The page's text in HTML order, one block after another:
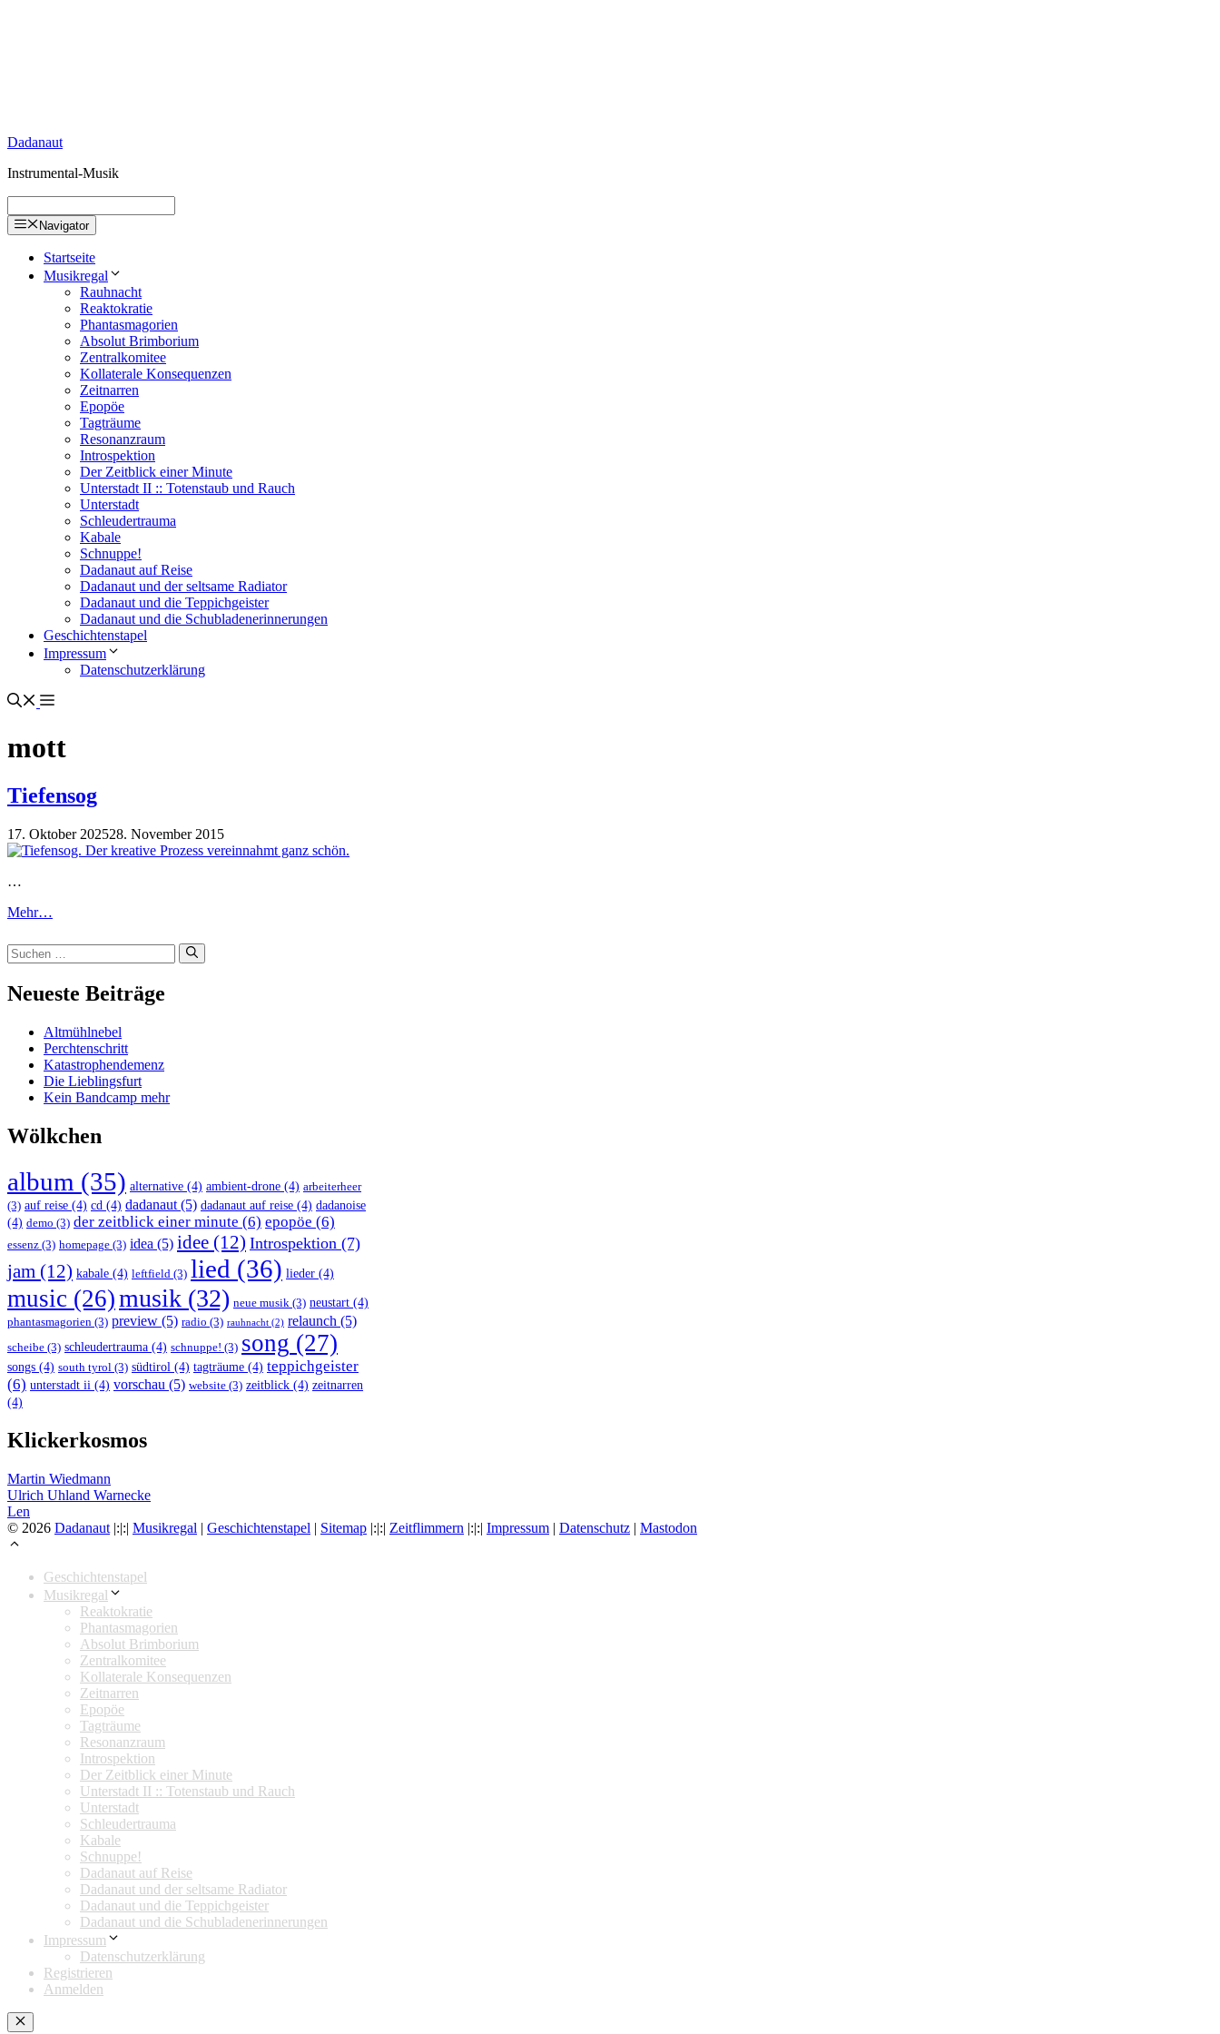
Dadanaut
Instrumental-Musik
Navigator
Startseite
Musikregal
Rauhnacht
Reaktokratie
Phantasmagorien
Absolut Brimborium
Zentralkomitee
Kollaterale Konsequenzen
Zeitnarren
Epopöe
Tagträume
Resonanzraum
Introspektion
Der Zeitblick einer Minute
Unterstadt II :: Totenstaub und Rauch
Unterstadt
Schleudertrauma
Kabale
Schnuppe!
Dadanaut auf Reise
Dadanaut und der seltsame Radiator
Dadanaut und die Teppichgeister
Dadanaut und die Schubladenerinnerungen
Geschichtenstapel
Impressum
Datenschutzerklärung
mott
Tiefensog
17. Oktober 202528. November 2015
…
Mehr…
Suchen
nach:
Neueste Beiträge
Altmühlnebel
Perchtenschritt
Katastrophendemenz
Die Lieblingsfurt
Kein Bandcamp mehr
Wölkchen
album (35) alternative (4) ambient-drone (4) arbeiterheer
(3) auf reise (4) cd (4) dadanaut (5) dadanaut auf reise (4) dadanoise
(4) demo (3) der zeitblick einer minute (6) epopöe (6)
essenz (3) homepage (3) idea (5) idee (12) Introspektion (7)
jam (12) kabale (4) leftfield (3) lied (36) lieder (4)
music (26)musik (32) neue musik (3) neustart (4)
phantasmagorien (3) preview (5) radio (3) rauhnacht (2) relaunch (5)
scheibe (3) schleudertrauma (4) schnuppe! (3) song (27)
songs (4) south tyrol (3) südtirol (4) tagträume (4) teppichgeister
(6) unterstadt ii (4) vorschau (5) website (3) zeitblick (4) zeitnarren
(4)
Klickerkosmos
Martin Wiedmann
Ulrich Uhland Warnecke
Len
© 2026 Dadanaut |:|:| Musikregal | Geschichtenstapel | Sitemap |:|:| Zeitflimmern |:|:| Impressum | Datenschutz | Mastodon
Geschichtenstapel
Musikregal
Reaktokratie
Phantasmagorien
Absolut Brimborium
Zentralkomitee
Kollaterale Konsequenzen
Zeitnarren
Epopöe
Tagträume
Resonanzraum
Introspektion
Der Zeitblick einer Minute
Unterstadt II :: Totenstaub und Rauch
Unterstadt
Schleudertrauma
Kabale
Schnuppe!
Dadanaut auf Reise
Dadanaut und der seltsame Radiator
Dadanaut und die Teppichgeister
Dadanaut und die Schubladenerinnerungen
Impressum
Datenschutzerklärung
Registrieren
Anmelden